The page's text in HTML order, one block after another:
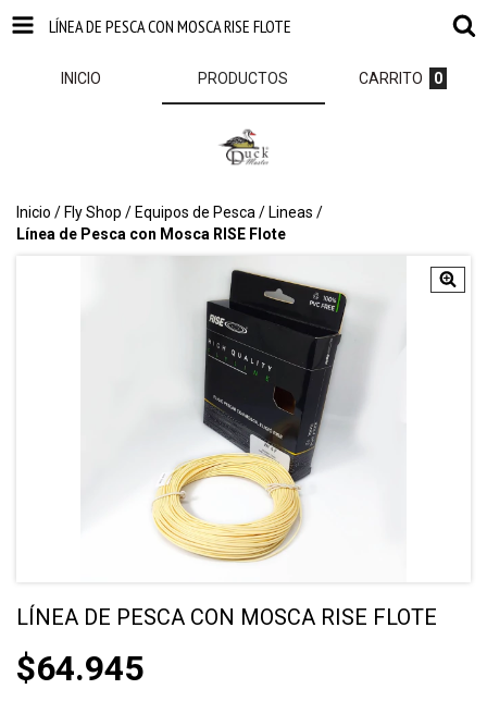
LÍNEA DE PESCA CON MOSCA RISE FLOTE
INICIO PRODUCTOS CARRITO 0
Inicio / Fly Shop / Equipos de Pesca / Lineas /
Línea de Pesca con Mosca RISE Flote
LÍNEA DE PESCA CON MOSCA RISE FLOTE
$64.945